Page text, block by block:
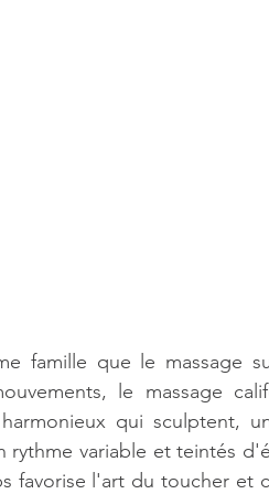
famille que le massage
le massage
qui sculptent,
rythme variable et teintés
favorise l'art du toucher et